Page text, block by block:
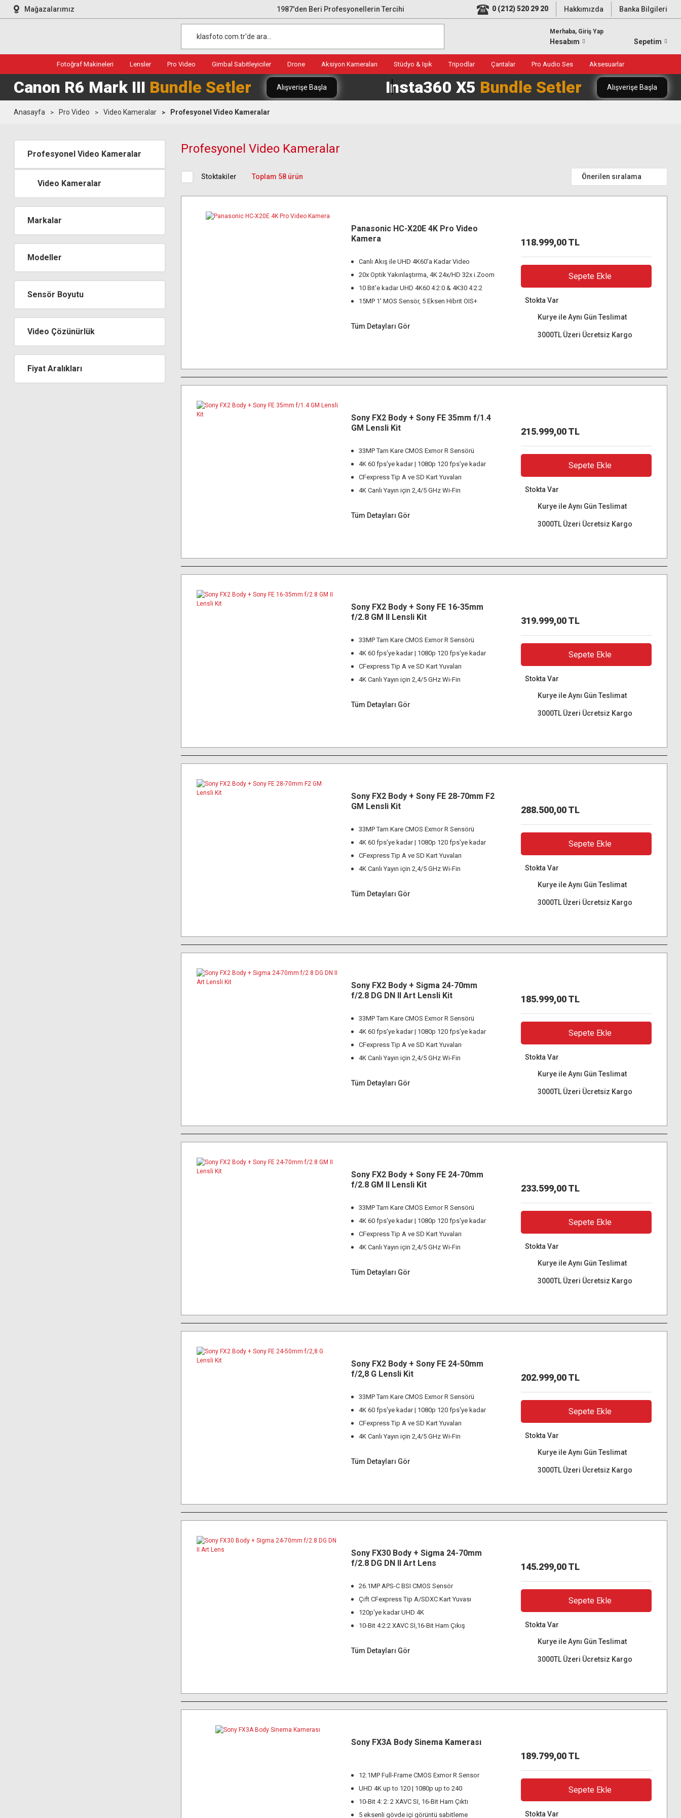
Mağazalarımız 1987'den Beri Profesyonellerin Tercihi 0 (212) 520 29 20 Hakkımızda Banka Bilgileri
Merhaba, Giriş Yap
Hesabım Sepetim
Fotoğraf Makineleri Lensler Pro Video Gimbal Sabitleyiciler Drone Aksiyon Kameraları Stüdyo & Işık Tripodlar Çantalar Pro Audio Ses Aksesuarlar
Canon R6 Mark III Bundle Setler Alışverişe Başla Insta360 X5 Bundle Setler Alışverişe Başla
Anasayfa Pro Video Video Kameralar Profesyonel Video Kameralar
Profesyonel Video Kameralar
Video Kameralar
Markalar
Modeller
Sensör Boyutu
Video Çözünürlük
Fiyat Aralıkları
Profesyonel Video Kameralar
Stoktakiler Toplam 58 ürün
Panasonic HC-X20E 4K Pro Video
Kamera
Canlı Akış ile UHD 4K60'a Kadar Video
20x Optik Yakınlaştırma, 4K 24x/HD 32x i.Zoom
10 Bit'e kadar UHD 4K60 4:2:0 & 4K30 4:2:2
15MP 1' MOS Sensör, 5 Eksen Hibrit OIS+
Tüm Detayları Gör
118.999,00 TL
Sepete Ekle
Stokta Var
Kurye ile Aynı Gün Teslimat
3000TL Üzeri Ücretsiz Kargo
Sony FX2 Body + Sony FE 35mm f/1.4
GM Lensli Kit
33MP Tam Kare CMOS Exmor R Sensörü
4K 60 fps'ye kadar | 1080p 120 fps'ye kadar
CFexpress Tip A ve SD Kart Yuvaları
4K Canlı Yayın için 2,4/5 GHz Wi-Fin
Tüm Detayları Gör
215.999,00 TL
Sepete Ekle
Stokta Var
Kurye ile Aynı Gün Teslimat
3000TL Üzeri Ücretsiz Kargo
Sony FX2 Body + Sony FE 16-35mm
f/2.8 GM II Lensli Kit
33MP Tam Kare CMOS Exmor R Sensörü
4K 60 fps'ye kadar | 1080p 120 fps'ye kadar
CFexpress Tip A ve SD Kart Yuvaları
4K Canlı Yayın için 2,4/5 GHz Wi-Fin
Tüm Detayları Gör
319.999,00 TL
Sepete Ekle
Stokta Var
Kurye ile Aynı Gün Teslimat
3000TL Üzeri Ücretsiz Kargo
Sony FX2 Body + Sony FE 28-70mm F2
GM Lensli Kit
33MP Tam Kare CMOS Exmor R Sensörü
4K 60 fps'ye kadar | 1080p 120 fps'ye kadar
CFexpress Tip A ve SD Kart Yuvaları
4K Canlı Yayın için 2,4/5 GHz Wi-Fin
Tüm Detayları Gör
288.500,00 TL
Sepete Ekle
Stokta Var
Kurye ile Aynı Gün Teslimat
3000TL Üzeri Ücretsiz Kargo
Sony FX2 Body + Sigma 24-70mm
f/2.8 DG DN II Art Lensli Kit
33MP Tam Kare CMOS Exmor R Sensörü
4K 60 fps'ye kadar | 1080p 120 fps'ye kadar
CFexpress Tip A ve SD Kart Yuvaları
4K Canlı Yayın için 2,4/5 GHz Wi-Fin
Tüm Detayları Gör
185.999,00 TL
Sepete Ekle
Stokta Var
Kurye ile Aynı Gün Teslimat
3000TL Üzeri Ücretsiz Kargo
Sony FX2 Body + Sony FE 24-70mm
f/2.8 GM II Lensli Kit
33MP Tam Kare CMOS Exmor R Sensörü
4K 60 fps'ye kadar | 1080p 120 fps'ye kadar
CFexpress Tip A ve SD Kart Yuvaları
4K Canlı Yayın için 2,4/5 GHz Wi-Fin
Tüm Detayları Gör
233.599,00 TL
Sepete Ekle
Stokta Var
Kurye ile Aynı Gün Teslimat
3000TL Üzeri Ücretsiz Kargo
Sony FX2 Body + Sony FE 24-50mm
f/2,8 G Lensli Kit
33MP Tam Kare CMOS Exmor R Sensörü
4K 60 fps'ye kadar | 1080p 120 fps'ye kadar
CFexpress Tip A ve SD Kart Yuvaları
4K Canlı Yayın için 2,4/5 GHz Wi-Fin
Tüm Detayları Gör
202.999,00 TL
Sepete Ekle
Stokta Var
Kurye ile Aynı Gün Teslimat
3000TL Üzeri Ücretsiz Kargo
Sony FX30 Body + Sigma 24-70mm
f/2.8 DG DN II Art Lens
26.1MP APS-C BSI CMOS Sensör
Çift CFexpress Tip A/SDXC Kart Yuvası
120p'ye kadar UHD 4K
10-Bit 4:2:2 XAVC SI,16-Bit Ham Çıkış
Tüm Detayları Gör
145.299,00 TL
Sepete Ekle
Stokta Var
Kurye ile Aynı Gün Teslimat
3000TL Üzeri Ücretsiz Kargo
Sony FX3A Body Sinema Kamerası
12.1MP Full-Frame CMOS Exmor R Sensor
UHD 4K up to 120 | 1080p up to 240
10-Bit 4: 2: 2 XAVC SI, 16-Bit Ham Çıktı
5 eksenli gövde içi görüntü sabitleme
189.799,00 TL
Sepete Ekle
Stokta Var